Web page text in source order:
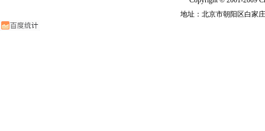
地址：北京市朝阳区白家